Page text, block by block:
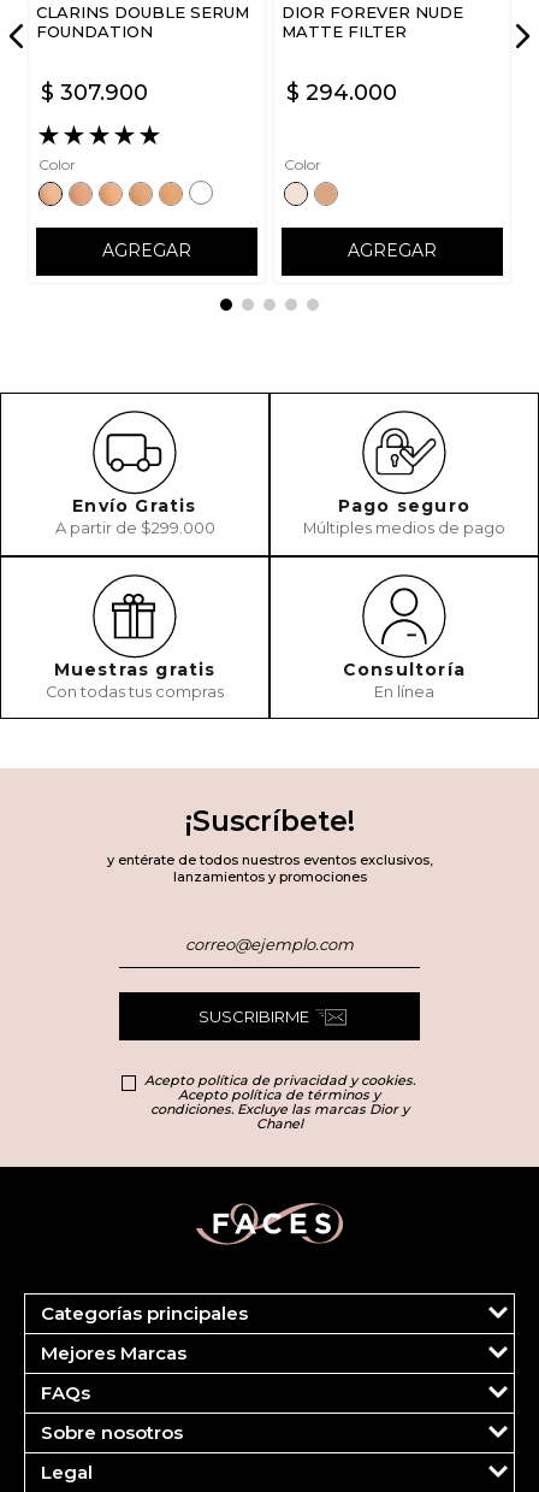
CLARINS DOUBLE SERUM
FOUNDATION
$ 307.900
★★★★★
Color
AGREGAR
DIOR FOREVER NUDE
MATTE FILTER
$ 294.000
Color
AGREGAR
Envío Gratis
A partir de $299.000
Pago seguro
Múltiples medios de pago
Muestras gratis
Con todas tus compras
Consultoría
En línea
¡Suscríbete!
y entérate de todos nuestros eventos exclusivos,
lanzamientos y promociones
SUSCRIBIRME
Acepto política de privacidad y cookies.
Acepto política de términos y
condiciones. Excluye las marcas Dior y
Chanel
Categorías principales
Marcas
Dior
Más Vendidos
Fragancias
Maquillaje
Cuidado del Rostro
Cuidado Corporal
Mejores Marcas
Clinique
Estee Lauder
Carolina Herrera
Ver todas las marcas
FAQs
Tu cuenta
Pedidos
FAQS
Pagos
Sobre nosotros
¿Quiénes somos?
Contáctanos
Legal